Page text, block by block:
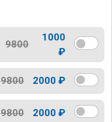
9800
1000
₽
9800 2000 ₽
9800 2000 ₽